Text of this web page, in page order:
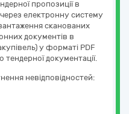
пропозиції в
електронну систему
сканованих
документів в
у форматі PDF
документації.
невідповідностей: